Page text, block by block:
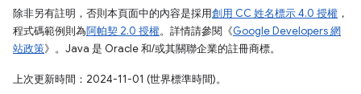
除非另有註明，否則本頁面中的內容是採用創用 CC 姓名標示 4.0 授權 ，
程式碼範例則為阿帕契 2.0 授權。詳情請參閱《Google Developers 網
站政策》。Java 是 Oracle 和/或其關聯企業的註冊商標。
上次更新時間：2024-11-01 (世界標準時間)。